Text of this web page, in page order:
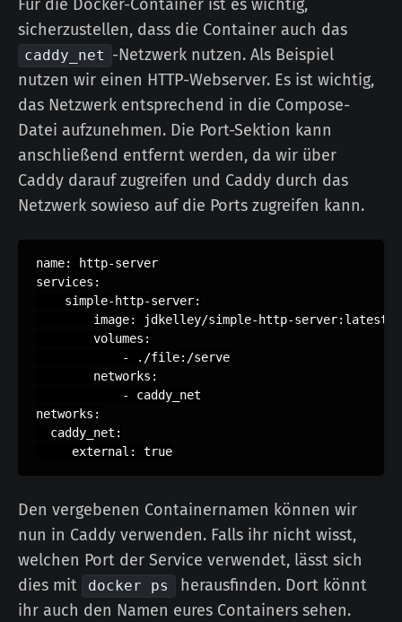
Für die Docker-Container ist es wichtig,
sicherzustellen, dass die Container auch das
caddy_net -Netzwerk nutzen. Als Beispiel
nutzen wir einen HTTP-Webserver. Es ist wichtig,
das Netzwerk entsprechend in die Compose-
Datei aufzunehmen. Die Port-Sektion kann
anschließend entfernt werden, da wir über
Caddy darauf zugreifen und Caddy durch das
Netzwerk sowieso auf die Ports zugreifen kann.
name: http-server
services:
    simple-http-server:
        image: jdkelley/simple-http-server:latest
        volumes:
            - ./file:/serve
        networks:
            - caddy_net
networks:
  caddy_net:
Den vergebenen Containernamen können wir
nun in Caddy verwenden. Falls ihr nicht wisst,
welchen Port der Service verwendet, lässt sich
dies mit
docker ps
herausfinden. Dort könnt
ihr auch den Namen eures Containers sehen.